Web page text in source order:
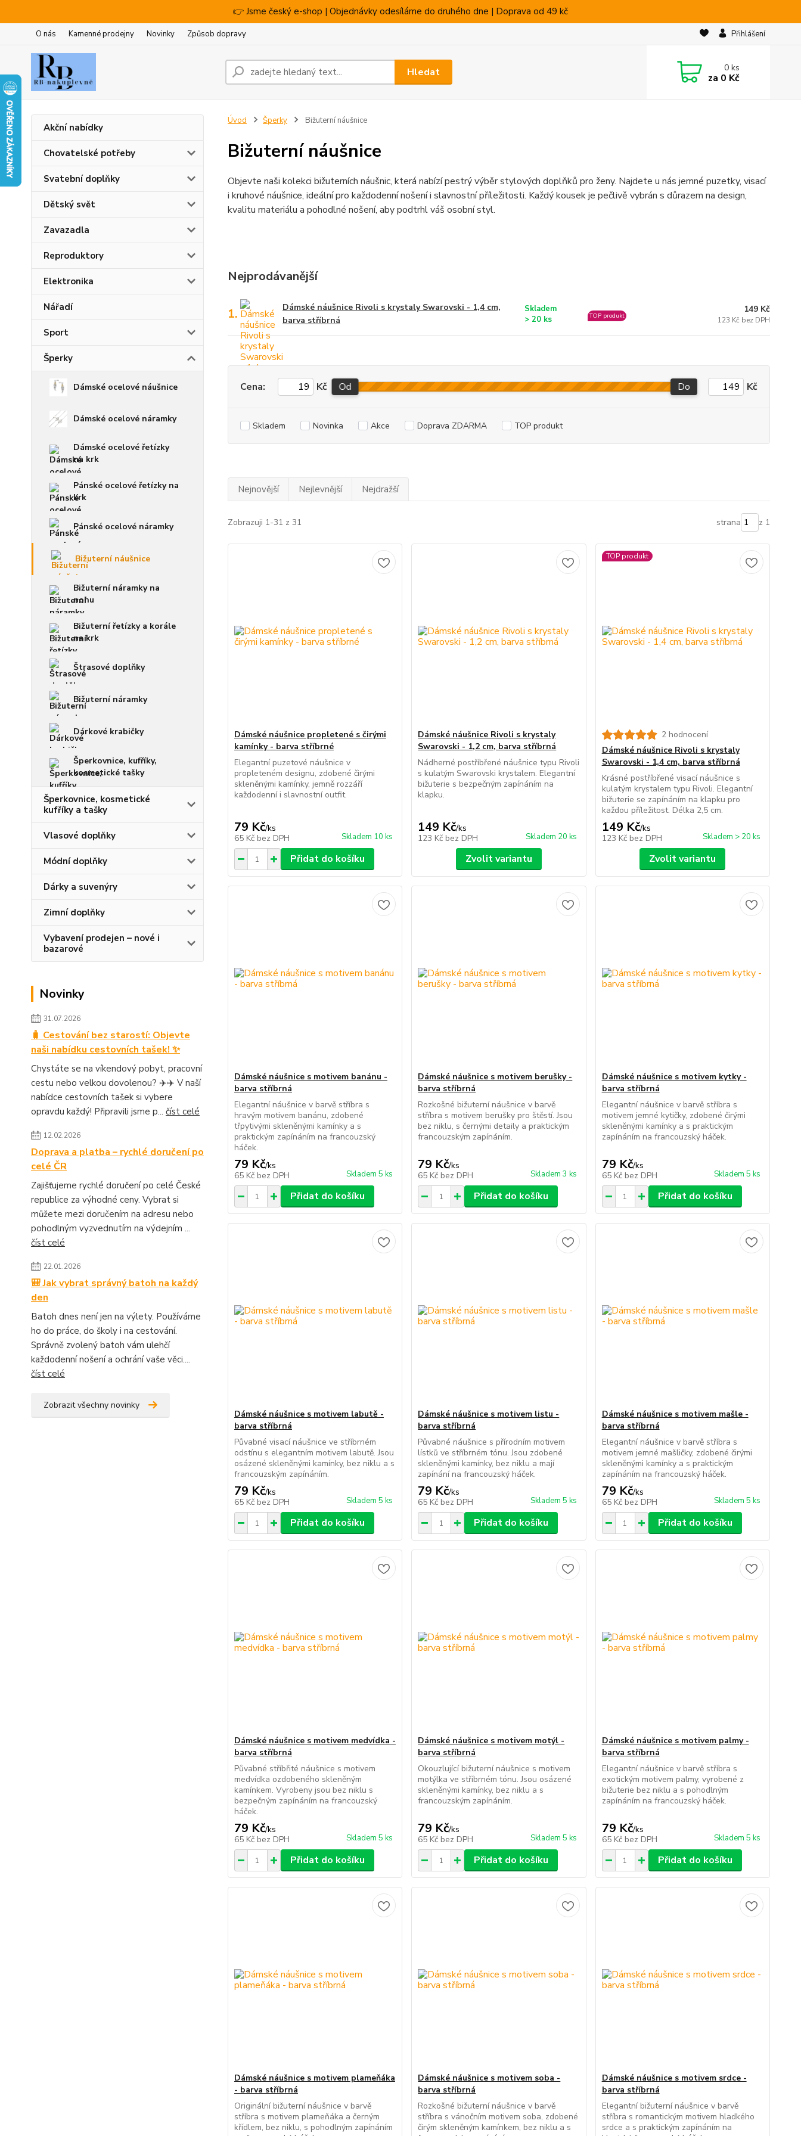
👉 Jsme český e-shop | Objednávky odesíláme do druhého dne | Doprava od 49 kč
O nás Kamenné prodejny Novinky Způsob dopravy Přihlášení
Hledat 0ks
za 0 Kč
Akční nabídky
Chovatelské potřeby
Svatební doplňky
Dětský svět
Zavazadla
Reproduktory
Elektronika
Nářadí
Sport
Šperky
Dámské ocelové náušnice
Dámské ocelové náramky
Dámské ocelové řetízky
na krk
Pánské ocelové řetízky na
krk
Pánské ocelové náramky
Bižuterní náušnice
Bižuterní náramky na
nohu
Bižuterní řetízky a korále
na krk
Štrasové doplňky
Bižuterní náramky
Dárkové krabičky
Šperkovnice, kufříky,
kosmetické tašky
Šperkovnice, kosmetické
kufříky a tašky
Vlasové doplňky
Módní doplňky
Dárky a suvenýry
Zimní doplňky
Vybavení prodejen – nové i
bazarové
Novinky
31.07.2026
🧳 Cestování bez starostí: Objevte
naši nabídku cestovních tašek! ✨
Chystáte se na víkendový pobyt, pracovní
cestu nebo velkou dovolenou? ✈️✈️ V naší
nabídce cestovních tašek si vybere
opravdu každý! Připravili jsme p... číst celé
12.02.2026
Doprava a platba – rychlé doručení po
celé ČR
Zajišťujeme rychlé doručení po celé České
republice za výhodné ceny. Vybrat si
můžete mezi doručením na adresu nebo
pohodlným vyzvednutím na výdejním ...
číst celé
22.01.2026
🎒 Jak vybrat správný batoh na každý
den
Batoh dnes není jen na výlety. Používáme
ho do práce, do školy i na cestování.
Správně zvolený batoh vám ulehčí
každodenní nošení a ochrání vaše věci....
číst celé
Zobrazit všechny novinky
Úvod Šperky Bižuterní náušnice
Bižuterní náušnice
Objevte naši kolekci bižuterních náušnic, která nabízí pestrý výběr stylových doplňků pro ženy. Najdete u nás jemné puzetky, visací
i kruhové náušnice, ideální pro každodenní nošení i slavnostní příležitosti. Každý kousek je pečlivě vybrán s důrazem na design,
kvalitu materiálu a pohodlné nošení, aby podtrhl váš osobní styl.
Nejprodávanější
1.
Dámské náušnice Rivoli s krystaly Swarovski - 1,4 cm,
barva stříbrná
Skladem
> 20 ks
TOP produkt
149 Kč
123 Kč bez DPH
Cena: Kč Od Do Kč
Skladem Novinka Akce Doprava ZDARMA TOP produkt
Nejnovější Nejlevnější Nejdražší
Zobrazuji 1-31 z 31 strana z 1
Dámské náušnice propletené s čirými
kamínky - barva stříbrné
Elegantní puzetové náušnice v
propleteném designu, zdobené čirými
skleněnými kamínky, jemně rozzáří
každodenní i slavnostní outfit.
79 Kč/ks
65 Kč bez DPH Skladem 10 ks
Přidat do košíku
Dámské náušnice Rivoli s krystaly
Swarovski - 1,2 cm, barva stříbrná
Nádherné postříbřené náušnice typu Rivoli
s kulatým Swarovski krystalem. Elegantní
bižuterie s bezpečným zapínáním na
klapku.
149 Kč/ks
123 Kč bez DPH Skladem 20 ks
Zvolit variantu
TOP produkt
2 hodnocení
Dámské náušnice Rivoli s krystaly
Swarovski - 1,4 cm, barva stříbrná
Krásné postříbřené visací náušnice s
kulatým krystalem typu Rivoli. Elegantní
bižuterie se zapínáním na klapku pro
každou příležitost. Délka 2,5 cm.
149 Kč/ks
123 Kč bez DPH Skladem > 20 ks
Zvolit variantu
Dámské náušnice s motivem banánu -
barva stříbrná
Elegantní náušnice v barvě stříbra s
hravým motivem banánu, zdobené
třpytivými skleněnými kamínky a s
praktickým zapínáním na francouzský
háček.
79 Kč/ks
65 Kč bez DPH Skladem 5 ks
Přidat do košíku
Dámské náušnice s motivem berušky -
barva stříbrná
Rozkošné bižuterní náušnice v barvě
stříbra s motivem berušky pro štěstí. Jsou
bez niklu, s černými detaily a praktickým
francouzským zapínáním.
79 Kč/ks
65 Kč bez DPH Skladem 3 ks
Přidat do košíku
Dámské náušnice s motivem kytky -
barva stříbrná
Elegantní náušnice v barvě stříbra s
motivem jemné kytičky, zdobené čirými
skleněnými kamínky a s praktickým
zapínáním na francouzský háček.
79 Kč/ks
65 Kč bez DPH Skladem 5 ks
Přidat do košíku
Dámské náušnice s motivem labutě -
barva stříbrná
Půvabné visací náušnice ve stříbrném
odstínu s elegantním motivem labutě. Jsou
osázené skleněnými kamínky, bez niklu a s
francouzským zapínáním.
79 Kč/ks
65 Kč bez DPH Skladem 5 ks
Přidat do košíku
Dámské náušnice s motivem listu -
barva stříbrná
Půvabné náušnice s přírodním motivem
lístků ve stříbrném tónu. Jsou zdobené
skleněnými kamínky, bez niklu a mají
zapínání na francouzský háček.
79 Kč/ks
65 Kč bez DPH Skladem 5 ks
Přidat do košíku
Dámské náušnice s motivem mašle -
barva stříbrná
Elegantní náušnice v barvě stříbra s
motivem jemné mašličky, zdobené čirými
skleněnými kamínky a s praktickým
zapínáním na francouzský háček.
79 Kč/ks
65 Kč bez DPH Skladem 5 ks
Přidat do košíku
Dámské náušnice s motivem medvídka -
barva stříbrná
Půvabné stříbřité náušnice s motivem
medvídka ozdobeného skleněným
kamínkem. Vyrobeny jsou bez niklu s
bezpečným zapínáním na francouzský
háček.
79 Kč/ks
65 Kč bez DPH Skladem 5 ks
Přidat do košíku
Dámské náušnice s motivem motýl -
barva stříbrná
Okouzlující bižuterní náušnice s motivem
motýlka ve stříbrném tónu. Jsou osázené
skleněnými kamínky, bez niklu a s
francouzským zapínáním.
79 Kč/ks
65 Kč bez DPH Skladem 5 ks
Přidat do košíku
Dámské náušnice s motivem palmy -
barva stříbrná
Elegantní náušnice v barvě stříbra s
exotickým motivem palmy, vyrobené z
bižuterie bez niklu a s pohodlným
zapínáním na francouzský háček.
79 Kč/ks
65 Kč bez DPH Skladem 5 ks
Přidat do košíku
Dámské náušnice s motivem plameňáka
- barva stříbrná
Originální bižuterní náušnice v barvě
stříbra s motivem plameňáka a černým
křídlem, bez niklu, s pohodlným zapínáním
Dámské náušnice s motivem soba -
barva stříbrná
Rozkošné bižuterní náušnice v barvě
stříbra s vánočním motivem soba, zdobené
čirým skleněným kamínkem, bez niklu a s
Dámské náušnice s motivem srdce -
barva stříbrná
Elegantní bižuterní náušnice v barvě
stříbra s romantickým motivem hladkého
srdce a s praktickým zapínáním na